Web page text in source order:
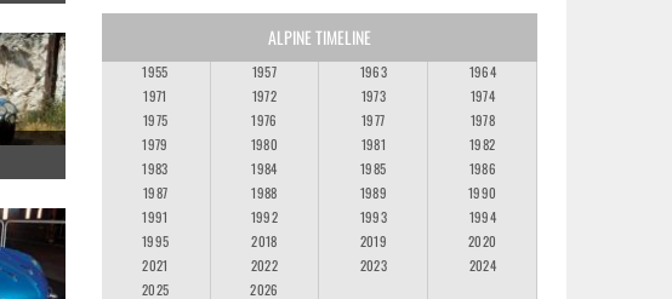
ALPINE TIMELINE
1955 1957 1963
1964
1971
1972 1973
1974
1975
1976 1977
1978
1979
1980 1981
1982
1983
1984 1985
1986
1987
1988 1989
1990
1991
1992 1993
1994
1995
2018 2019
2020
2021
2022 2023
2024
2025
2026